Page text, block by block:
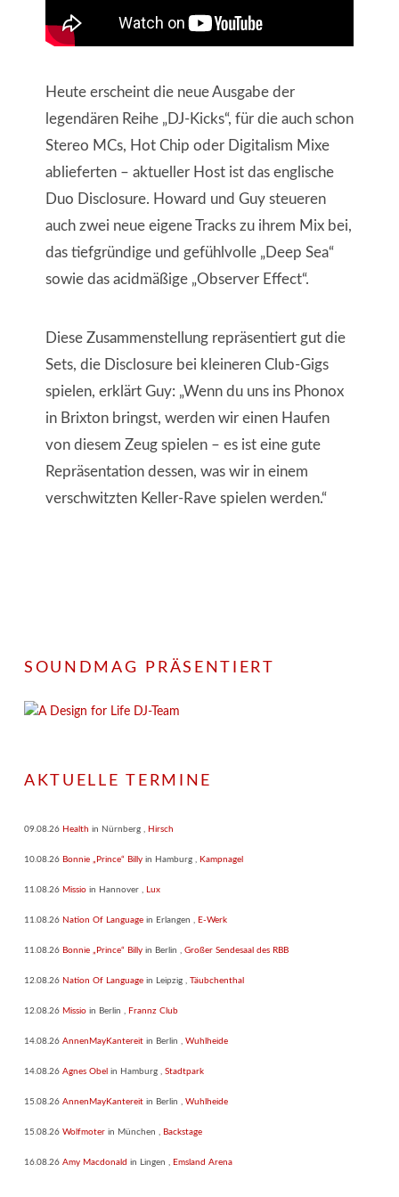
Heute erscheint die neue Ausgabe der
legendären Reihe „DJ-Kicks“, für die auch schon
Stereo MCs, Hot Chip oder Digitalism Mixe
ablieferten – aktueller Host ist das englische
Duo Disclosure. Howard und Guy steueren
auch zwei neue eigene Tracks zu ihrem Mix bei,
das tiefgründige und gefühlvolle „Deep Sea“
sowie das acidmäßige „Observer Effect“.
Diese Zusammenstellung repräsentiert gut die
Sets, die Disclosure bei kleineren Club-Gigs
spielen, erklärt Guy: „Wenn du uns ins Phonox
in Brixton bringst, werden wir einen Haufen
von diesem Zeug spielen – es ist eine gute
Repräsentation dessen, was wir in einem
verschwitzten Keller-Rave spielen werden.“
SOUNDMAG PRÄSENTIERT
AKTUELLE TERMINE
09.08.26 Health in Nürnberg , Hirsch
10.08.26 Bonnie „Prince“ Billy in Hamburg , Kampnagel
11.08.26 Missio in Hannover , Lux
11.08.26 Nation Of Language in Erlangen , E-Werk
11.08.26 Bonnie „Prince“ Billy in Berlin , Großer Sendesaal des RBB
12.08.26 Nation Of Language in Leipzig , Täubchenthal
12.08.26 Missio in Berlin , Frannz Club
14.08.26 AnnenMayKantereit in Berlin , Wuhlheide
14.08.26 Agnes Obel in Hamburg , Stadtpark
15.08.26 AnnenMayKantereit in Berlin , Wuhlheide
15.08.26 Wolfmoter in München , Backstage
16.08.26 Amy Macdonald in Lingen , Emsland Arena